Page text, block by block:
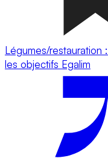
Légumes/restauration
les objectifs Egalim